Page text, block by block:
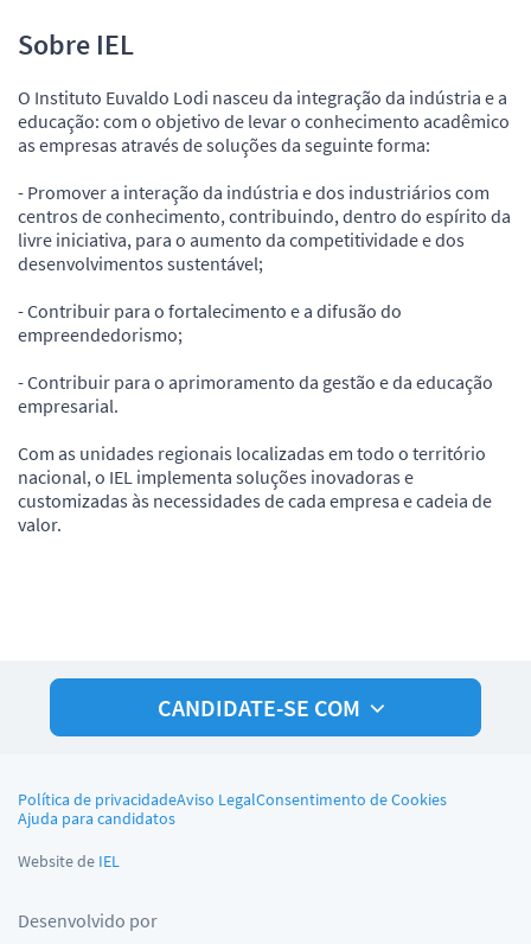
Sobre IEL
O Instituto Euvaldo Lodi nasceu da integração da indústria e a
educação: com o objetivo de levar o conhecimento acadêmico
as empresas através de soluções da seguinte forma:
- Promover a interação da indústria e dos industriários com
centros de conhecimento, contribuindo, dentro do espírito da
livre iniciativa, para o aumento da competitividade e dos
desenvolvimentos sustentável;
- Contribuir para o fortalecimento e a difusão do
empreendedorismo;
- Contribuir para o aprimoramento da gestão e da educação
empresarial.
Com as unidades regionais localizadas em todo o território
nacional, o IEL implementa soluções inovadoras e
customizadas às necessidades de cada empresa e cadeia de
valor.
CANDIDATE-SE COM
Política de privacidadeAviso LegalConsentimento de Cookies
Ajuda para candidatos
Website de IEL
Desenvolvido por